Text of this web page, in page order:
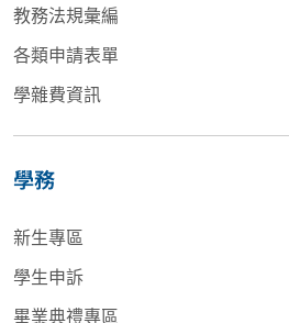
教務法規彙編
各類申請表單
學雜費資訊
學務
新生專區
學生申訴
畢業典禮專區